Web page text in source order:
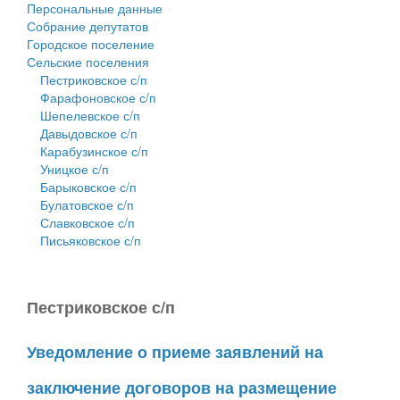
Персональные данные
Собрание депутатов
Городское поселение
Сельские поселения
Пестриковское с/п
Фарафоновское с/п
Шепелевское с/п
Давыдовское с/п
Карабузинское с/п
Уницкое с/п
Барыковское с/п
Булатовское с/п
Славковское с/п
Письяковское с/п
Пестриковское с/п
Уведомление о приеме заявлений на
заключение договоров на размещение